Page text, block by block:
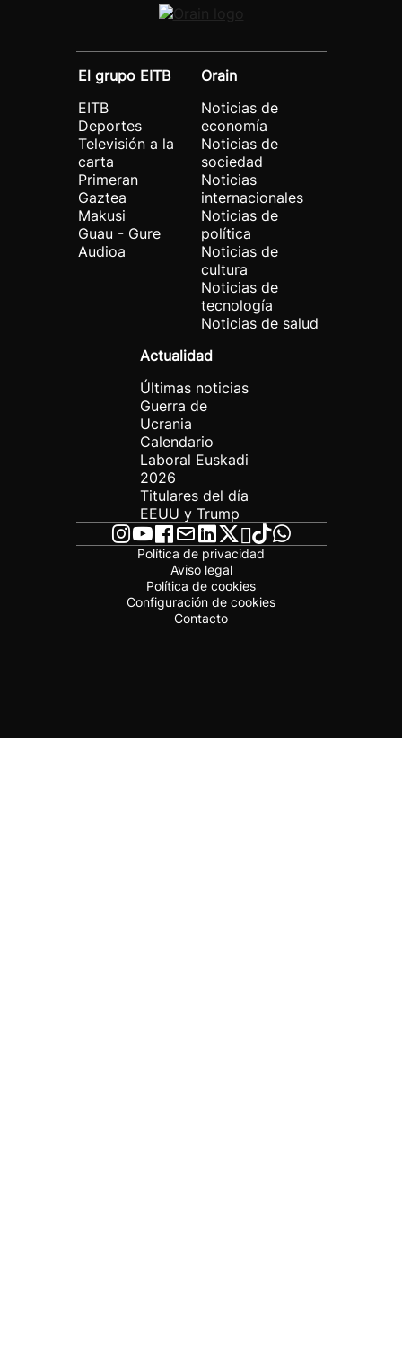
El grupo EITB
EITB
Deportes
Televisión a la
carta
Primeran
Gaztea
Makusi
Guau - Gure
Audioa
Orain
Noticias de
economía
Noticias de
sociedad
Noticias
internacionales
Noticias de
política
Noticias de
cultura
Noticias de
tecnología
Noticias de salud
Actualidad
Últimas noticias
Guerra de
Ucrania
Calendario
Laboral Euskadi
2026
Titulares del día
EEUU y Trump
Política de privacidad
Aviso legal
Política de cookies
Configuración de cookies
Contacto